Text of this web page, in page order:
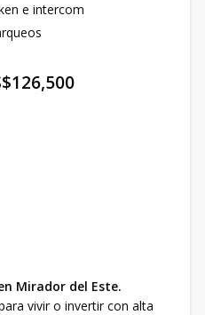
e intercom
Mirador del Este.
vivir o invertir con alta